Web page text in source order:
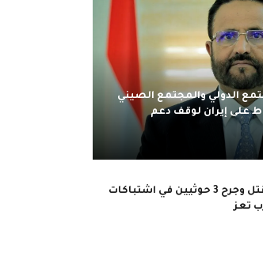
الدولي والمجتمع الصيني
على إيران لوقف دعم
مقتل وجرح 3 حوثيين في اشتباكات
تعز